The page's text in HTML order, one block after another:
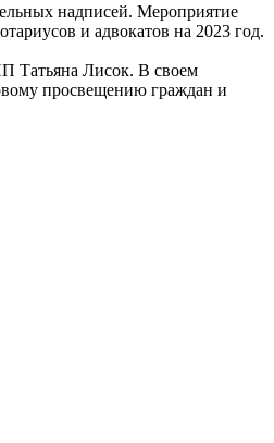
надписей. Мероприятие
и адвокатов на 2023 год.
Татьяна Лисок. В своем
просвещению граждан и